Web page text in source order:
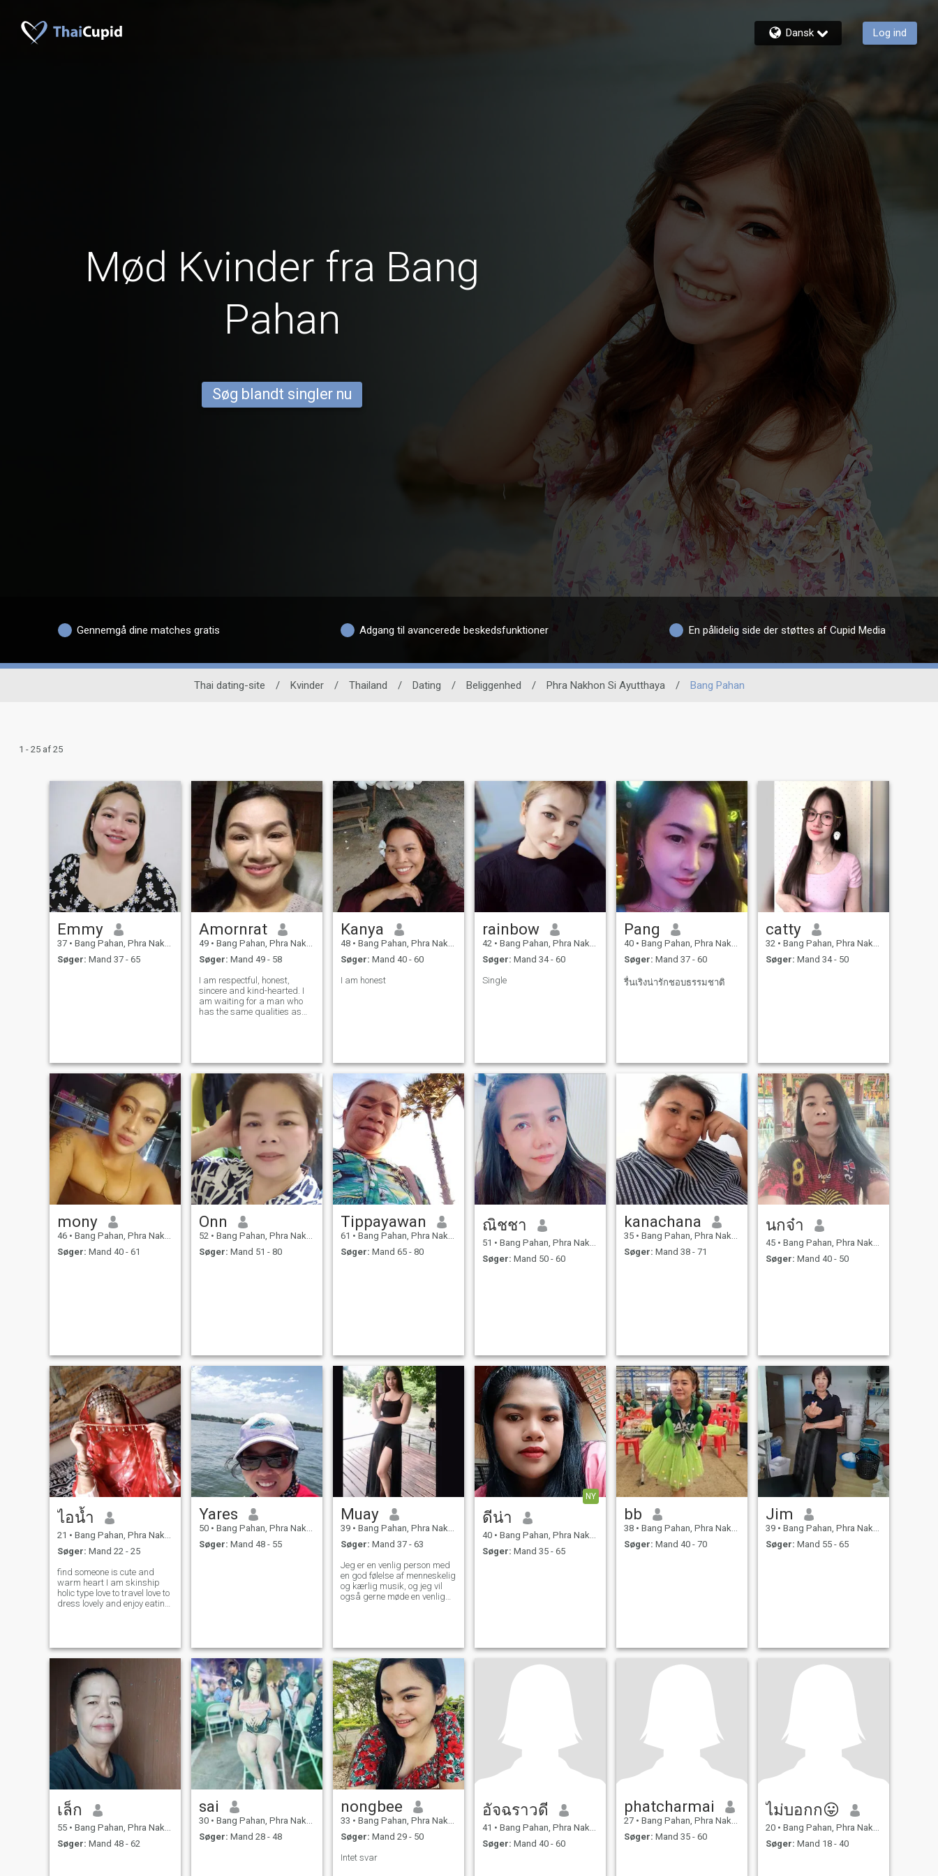
Dansk Log ind
Mød Kvinder fra Bang
Pahan
Søg blandt singler nu
Gennemgå dine matches gratis Adgang til avancerede beskedsfunktioner En pålidelig side der støttes af Cupid Media
Thai dating-site / Kvinder / Thailand / Dating / Beliggenhed / Phra Nakhon Si Ayutthaya / Bang Pahan
1 - 25 af 25
Emmy
37 • Bang Pahan, Phra Nakhon Si Ayutthaya, Thailand
Søger: Mand 37 - 65
Amornrat
49 • Bang Pahan, Phra Nakhon Si Ayutthaya, Thailand
Søger: Mand 49 - 58
I am respectful, honest,
sincere and kind-hearted. I
am waiting for a man who
has the same qualities as
Kanya
48 • Bang Pahan, Phra Nakhon Si Ayutthaya, Thailand
Søger: Mand 40 - 60
I am honest
rainbow
42 • Bang Pahan, Phra Nakhon Si Ayutthaya, Thailand
Søger: Mand 34 - 60
Single
Pang
40 • Bang Pahan, Phra Nakhon Si Ayutthaya, Thailand
Søger: Mand 37 - 60
รื่นเริงน่ารักชอบธรรมชาติ
catty
32 • Bang Pahan, Phra Nakhon Si Ayutthaya, Thailand
Søger: Mand 34 - 50
mony
46 • Bang Pahan, Phra Nakhon Si Ayutthaya, Thailand
Søger: Mand 40 - 61
Onn
52 • Bang Pahan, Phra Nakhon Si Ayutthaya, Thailand
Søger: Mand 51 - 80
Tippayawan
61 • Bang Pahan, Phra Nakhon Si Ayutthaya, Thailand
Søger: Mand 65 - 80
ณิชชา
51 • Bang Pahan, Phra Nakhon Si Ayutthaya, Thailand
Søger: Mand 50 - 60
kanachana
35 • Bang Pahan, Phra Nakhon Si Ayutthaya, Thailand
Søger: Mand 38 - 71
นกจ๋า
45 • Bang Pahan, Phra Nakhon Si Ayutthaya, Thailand
Søger: Mand 40 - 50
ไอน้ำ
21 • Bang Pahan, Phra Nakhon Si Ayutthaya, Thailand
Søger: Mand 22 - 25
find someone is cute and
warm heart I am skinship
holic type love to travel love to
dress lovely and enjoy eating
Yares
50 • Bang Pahan, Phra Nakhon Si Ayutthaya, Thailand
Søger: Mand 48 - 55
Muay
39 • Bang Pahan, Phra Nakhon Si Ayutthaya, Thailand
Søger: Mand 37 - 63
Jeg er en venlig person med
en god følelse af menneskelig
og kærlig musik, og jeg vil
også gerne møde en venlig
NY
ดีน่า
40 • Bang Pahan, Phra Nakhon Si Ayutthaya, Thailand
Søger: Mand 35 - 65
bb
38 • Bang Pahan, Phra Nakhon Si Ayutthaya, Thailand
Søger: Mand 40 - 70
Jim
39 • Bang Pahan, Phra Nakhon Si Ayutthaya, Thailand
Søger: Mand 55 - 65
เล็ก
55 • Bang Pahan, Phra Nakhon Si Ayutthaya, Thailand
Søger: Mand 48 - 62
sai
30 • Bang Pahan, Phra Nakhon Si Ayutthaya, Thailand
Søger: Mand 28 - 48
nongbee
33 • Bang Pahan, Phra Nakhon Si Ayutthaya, Thailand
Søger: Mand 29 - 50
Intet svar
อัจฉราวดี
41 • Bang Pahan, Phra Nakhon Si Ayutthaya, Thailand
Søger: Mand 40 - 60
phatcharmai
27 • Bang Pahan, Phra Nakhon Si Ayutthaya, Thailand
Søger: Mand 35 - 60
ไม่บอกก😛
20 • Bang Pahan, Phra Nakhon Si Ayutthaya, Thailand
Søger: Mand 18 - 40